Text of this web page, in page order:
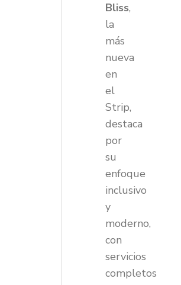
Bliss,
la
más
nueva
en
el
Strip,
destaca
por
su
enfoque
inclusivo
y
moderno,
con
servicios
completos